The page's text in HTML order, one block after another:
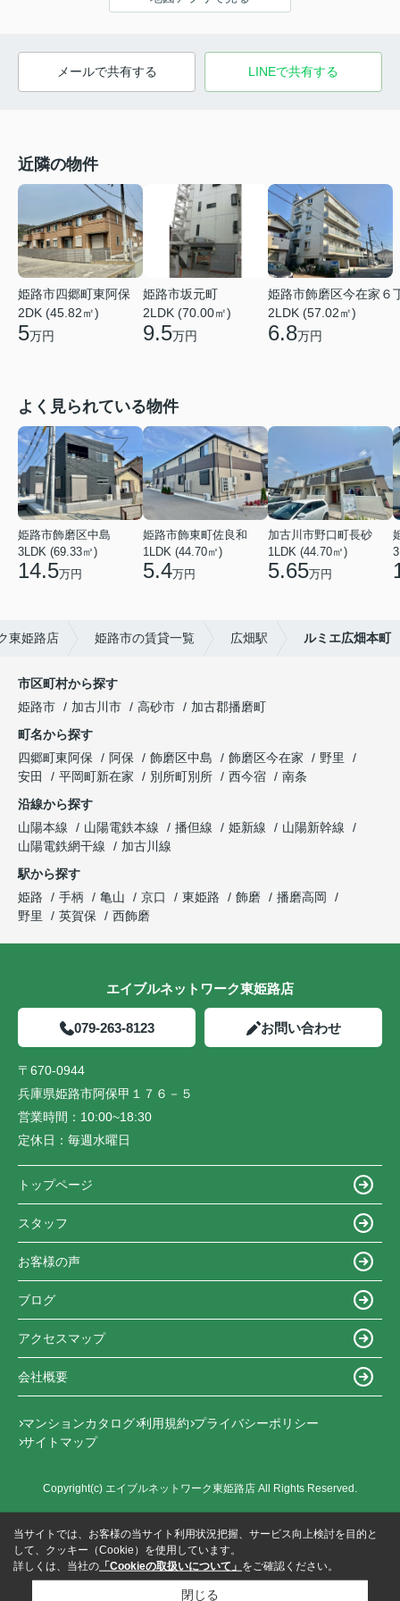
メールで共有する LINEで共有する
近隣の物件
姫路市四郷町東阿保
2DK (45.82㎡)
5万円
姫路市坂元町
2LDK (70.00㎡)
9.5万円
姫路市飾磨区今在家６
2LDK (57.02㎡)
6.8万円
よく見られている物件
姫路市飾磨区中島
3LDK (69.33㎡)
14.5万円
姫路市飾東町佐良和
1LDK (44.70㎡)
5.4万円
加古川市野口町長砂
1LDK (44.70㎡)
5.65万円
東姫路店 姫路市の賃貸一覧 広畑駅 ルミエ広畑本町
市区町村から探す
姫路市
加古川市 高砂市
加古郡播磨町
町名から探す
四郷町東阿保
阿保 飾磨区中島 飾磨区今在家
野里
安田
平岡町新在家 別所町別所 西今宿
南条
沿線から探す
山陽本線
山陽電鉄本線 播但線 姫新線
山陽新幹線
山陽電鉄網干線
加古川線
駅から探す
姫路
手柄 亀山 京口 東姫路 飾磨
播磨高岡
野里
英賀保 西飾磨
エイブルネットワーク東姫路店
079-263-8123 お問い合わせ
〒670-0944
兵庫県姫路市阿保甲１７６－５
営業時間： 10:00~18:30
定休日： 毎週水曜日
トップページ
スタッフ
お客様の声
ブログ
アクセスマップ
会社概要
マンションカタログ 利用規約 プライバシーポリシー
サイトマップ
Copyright(c) エイブルネットワーク東姫路店 All Rights Reserved.
当サイトでは、お客様の当サイト利用状況把握、サービス向上検討を目的と
して、クッキー（Cookie）を使用しています。
詳しくは、当社の 「Cookieの取扱いについて」 をご確認ください。
閉じる